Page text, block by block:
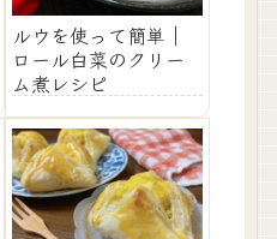
ルウを使って簡単｜
ロール白菜のクリー
ム煮レシピ